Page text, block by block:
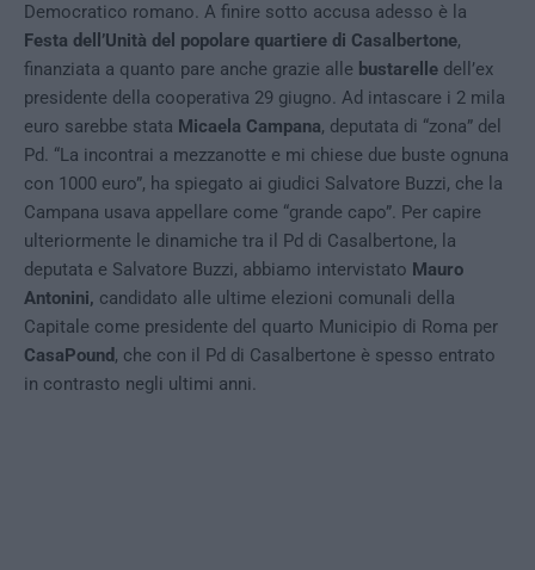
Democratico romano. A finire sotto accusa adesso è la
Festa dell’Unità del popolare quartiere di Casalbertone,
finanziata a quanto pare anche grazie alle bustarelle dell’ex
presidente della cooperativa 29 giugno. Ad intascare i 2 mila
euro sarebbe stata Micaela Campana, deputata di “zona” del
Pd. “La incontrai a mezzanotte e mi chiese due buste ognuna
con 1000 euro”, ha spiegato ai giudici Salvatore Buzzi, che la
Campana usava appellare come “grande capo”. Per capire
ulteriormente le dinamiche tra il Pd di Casalbertone, la
deputata e Salvatore Buzzi, abbiamo intervistato Mauro
Antonini, candidato alle ultime elezioni comunali della
Capitale come presidente del quarto Municipio di Roma per
CasaPound, che con il Pd di Casalbertone è spesso entrato
in contrasto negli ultimi anni.